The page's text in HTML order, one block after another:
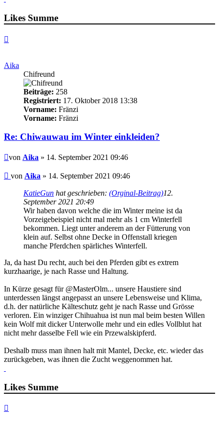
Likes Summe
Aika
Chifreund
Beiträge: 258
Registriert: 17. Oktober 2018 13:38
Vorname: Fränzi
Vorname: Fränzi
Re: Chiwauwau im Winter einkleiden?
Beitrag
von Aika » 14. September 2021 09:46
Beitrag
von Aika » 14. September 2021 09:46
KatieGun hat geschrieben: (Orginal-Beitrag)12.
September 2021 20:49
Wir haben davon welche die im Winter meine ist da
Vorzeigebeispiel nicht mal mehr als 1 cm Winterfell
bekommen. Liegt unter anderem an der Fütterung von
klein auf. Selbst ohne Decke in Offenstall kriegen
manche Pferdchen spärliches Winterfell.
Ja, da hast Du recht, auch bei den Pferden gibt es extrem
kurzhaarige, je nach Rasse und Haltung.
In Kürze gesagt für @MasterOlm... unsere Haustiere sind
unterdessen längst angepasst an unsere Lebensweise und Klima,
d.h. der natürliche Kälteschutz geht je nach Rasse und Grösse
verloren. Ein winziger Chihuahua ist nun mal beim besten Willen
kein Wolf mit dicker Unterwolle mehr und ein edles Vollblut hat
nicht mehr dasselbe Fell wie ein Przewalskipferd.
Deshalb muss man ihnen halt mit Mantel, Decke, etc. wieder das
zurückgeben, was ihnen die Zucht weggenommen hat.
Likes Summe